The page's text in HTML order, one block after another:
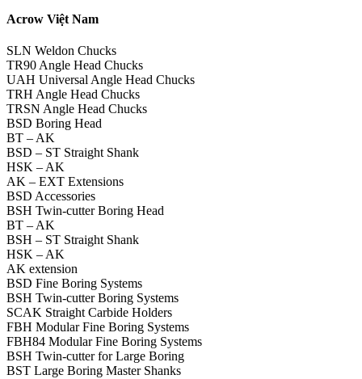
Acrow Việt Nam
SLN Weldon Chucks
TR90 Angle Head Chucks
UAH Universal Angle Head Chucks
TRH Angle Head Chucks
TRSN Angle Head Chucks
BSD Boring Head
BT – AK
BSD – ST Straight Shank
HSK – AK
AK – EXT Extensions
BSD Accessories
BSH Twin-cutter Boring Head
BT – AK
BSH – ST Straight Shank
HSK – AK
AK extension
BSD Fine Boring Systems
BSH Twin-cutter Boring Systems
SCAK Straight Carbide Holders
FBH Modular Fine Boring Systems
FBH84 Modular Fine Boring Systems
BSH Twin-cutter for Large Boring
BST Large Boring Master Shanks